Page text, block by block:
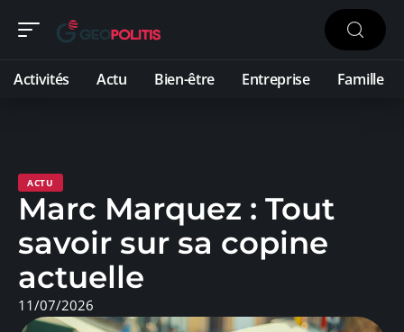
Activités Actu Bien-être Entreprise Famille
ACTU
Marc Marquez : Tout
savoir sur sa copine
actuelle
11/07/2026